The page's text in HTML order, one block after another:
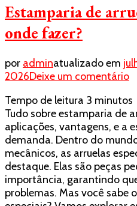
Estamparia de
onde fazer?
por adminatualizado em
2026Deixe um comentárioem
de
Tempo de leitura 3 minutos
Tudo sobre estamparia de
aplicações, vantagens, e a
demanda. Dentro do
mecânicos, as arruelas
destaque. Elas são peças
importância, garantindo
problemas. Mas você sabe